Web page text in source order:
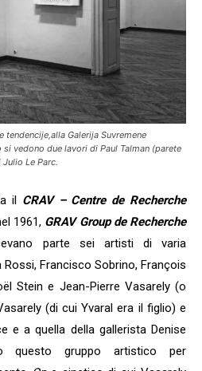
Galerija Suvremene
vedono due lavori di Paul Talman (parete
Le Parc.
il CRAV – Centre de Recherche
1961, GRAV Group de Recherche
parte sei artisti di varia
Francisco Sobrino, François
Stein e Jean-Pierre Vasarely (o
(di cui Yvaral era il figlio) e
e a quella della gallerista Denise
questo gruppo artistico per